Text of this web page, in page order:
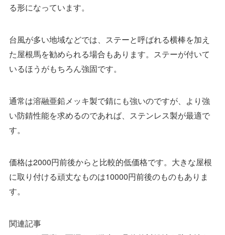
る形になっています。
台風が多い地域などでは、ステーと呼ばれる横棒を加え
た屋根馬を勧められる場合もあります。ステーが付いて
いるほうがもちろん強固です。
通常は溶融亜鉛メッキ製で錆にも強いのですが、より強
い防錆性能を求めるのであれば、ステンレス製が最適で
す。
価格は2000円前後からと比較的低価格です。大きな屋根
に取り付ける頑丈なものは10000円前後のものもありま
す。
関連記事